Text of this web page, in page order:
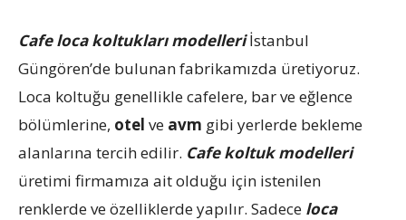
Cafe loca koltukları modelleriİstanbul
Güngören’de bulunan fabrikamızda üretiyoruz.
Loca koltuğu genellikle cafelere, bar ve eğlence
bölümlerine, otel ve avm gibi yerlerde bekleme
alanlarına tercih edilir. Cafe koltuk modelleri
üretimi firmamıza ait olduğu için istenilen
renklerde ve özelliklerde yapılır. Sadece loca